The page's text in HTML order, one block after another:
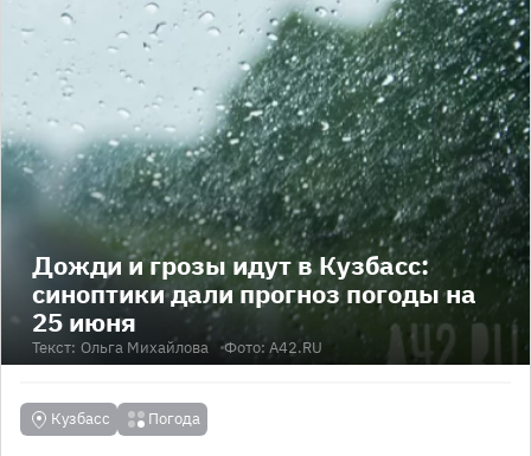
Дожди и грозы идут в Кузбасс:
синоптики дали прогноз погоды на
25 июня
Текст: Ольга Михайлова Фото: A42.RU
Кузбасс Погода